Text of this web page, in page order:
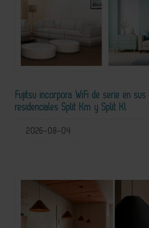
Fujitsu incorpora WiFi de serie en sus
residenciales Split Km y Split Kl
2026-08-04